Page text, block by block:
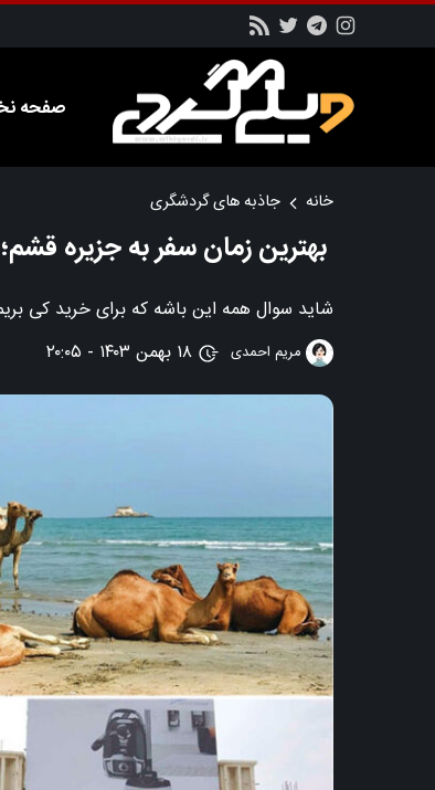
صفحه
خانه جاذبه های گردشگری
بهترین زمان سفر به جزیره
شاید سوال همه این باشه که برای خرید کی
مریم احمدی ۱۸ بهمن ۱۴۰۳ - ۲۰:۰۵